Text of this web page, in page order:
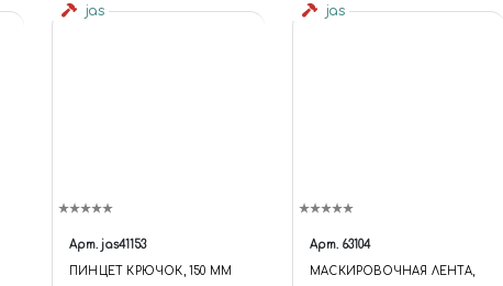
jas
Арт. jas41153
ПИНЦЕТ КРЮЧОК, 150 ММ
jas
Арт. 63104
МАСКИРОВОЧНАЯ ЛЕНТА,